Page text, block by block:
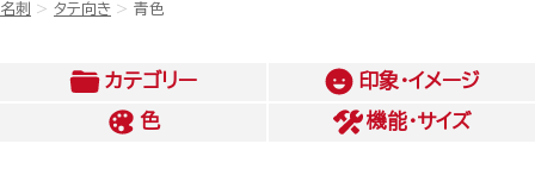
名刺
タテ向き 青色
カテゴリー
印象・イメージ
色
機能・サイズ